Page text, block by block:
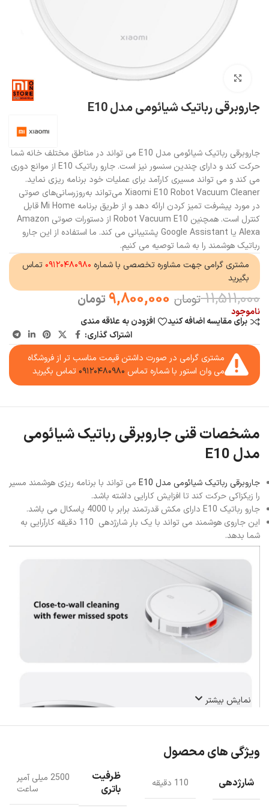
بزرگنمایی تصویر
جاروبرقی رباتیک شیائومی مدل E10
جاروبرقی رباتیک شیائومی مدل E10 می تواند در مناطق مختلف خانه شما
حرکت کند و دارای چندین سنسور نیز است. جارو رباتیک E10 از موانع دوری
می کند و می تواند مسیری کارآمد برای عملیات خود برنامه ریزی نماید.
Xiaomi E10 Robot Vacuum Cleaner می‌تواند به‌روزرسانی‌های صوتی
در مورد پیشرفت تمیز کردن ارائه دهد و از طریق برنامه Mi Home قابل
کنترل است. همچنین Robot Vacuum E10 از دستورات صوتی Amazon
Alexa یا Google Assistant پشتیبانی می کند. ما استفاده از این جارو
رباتیک هوشمند را به شما توصیه می کنیم.
مشتری گرامی جهت مشاوره تخصصی با شماره ۰۹۱۲۰۴۸۰۹۸۰ تماس
بگیرید
11,511,000 تومان 9,800,000 تومان
ناموجود
برای مقایسه اضافه کنید
افزودن به علاقه مندی
اشتراک گذاری:
مشتری گرامی در صورت داشتن قیمت مناسب تر از فروشگاه
می وان استور با شماره تماس ۰۹۱۲۰۴۸۰۹۸۰ تماس بگیرید
مشخصات قنی جاروبرقی رباتیک شیائومی
مدل E10
جاروبرقی رباتیک شیائومی مدل E10
می تواند با برنامه ریزی هوشمند مسیر
را زیکزاکی حرکت کند تا افزایش کارایی داشته باشد.
جارو رباتیک E10 دارای مکش قدرتمند برابر با 4000 پاسکال می باشد.
این جاروی هوشمند می تواند با یک بار شارژدهی 110 دقیقه کارآرایی به
شما بدهد.
نمایش بیشتر
ویژگی های محصول
شارژدهی 110 دقیقه
ظرفیت
باتری
2500 میلی آمپر
ساعت